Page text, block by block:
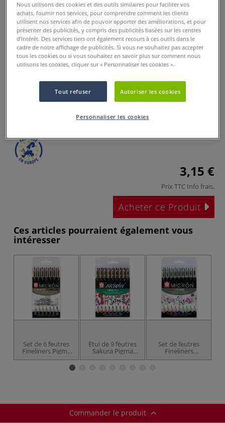
Feutre Sakura Pigma Micron
pointe pinceau
Le stylo Sakura Pigma Micron pointe pinceau est un feutre
pinceau à l'encre indélibile et convient à maintes
techniques de dessin.
Plus
3,15 €
Prix TTC Info frais.
Acheter ce Produit
Ces articles pourraient également vous
intéresser
Set de 6 feutres
Fineliners Pigma
Micron et 1 Pigma
Etui de 9 feutres
Sakura Pigma
Brush
Set de feutres
Fineliners
couleurs assorties
Commander le produit
Nous utilisons des cookies et des outils similaires pour faciliter vos
achats, fournir nos services, pour comprendre comment les clients
utilisent nos services afin de pouvoir apporter des améliorations, et pour
présenter des publicités, y compris des publicités basées sur les centres
d’intérêt. Des services tiers ont également recours à ces outils dans le
cadre de notre affichage de publicités. Si vous ne souhaitez pas accepter
tous les cookies ou si vous souhaitez en savoir plus sur comment nous
utilisons les cookies, cliquer sur « Personnaliser les cookies ».
Tout refuser Autoriser les cookies
Personnaliser les cookies